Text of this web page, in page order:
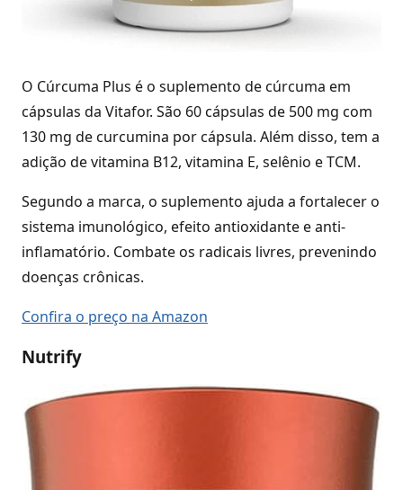
O Cúrcuma Plus é o suplemento de cúrcuma em
cápsulas da Vitafor. São 60 cápsulas de 500 mg com
130 mg de curcumina por cápsula. Além disso, tem a
adição de vitamina B12, vitamina E, selênio e TCM.
Segundo a marca, o suplemento ajuda a fortalecer o
sistema imunológico, efeito antioxidante e anti-
inflamatório. Combate os radicais livres, prevenindo
doenças crônicas.
Confira o preço na Amazon
Nutrify